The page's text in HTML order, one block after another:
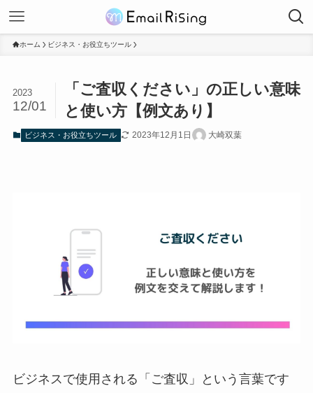
ホーム ビジネス・お役立ちツール
「ご査収ください」の正しい意味
と使い方【例文あり】
2023
12/01
ビジネス・お役立ちツール 2023年12月1日 大崎双葉
ビジネスで使用される「ご査収」という言葉です